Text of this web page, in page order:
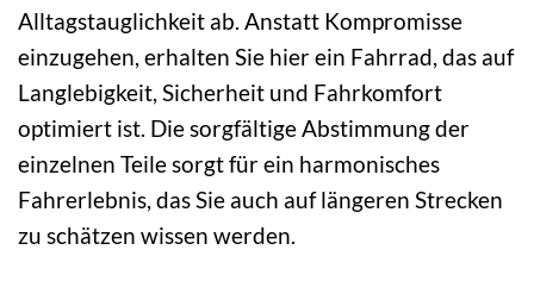
Alltagstauglichkeit ab. Anstatt Kompromisse
einzugehen, erhalten Sie hier ein Fahrrad, das auf
Langlebigkeit, Sicherheit und Fahrkomfort
optimiert ist. Die sorgfältige Abstimmung der
einzelnen Teile sorgt für ein harmonisches
Fahrerlebnis, das Sie auch auf längeren Strecken
zu schätzen wissen werden.